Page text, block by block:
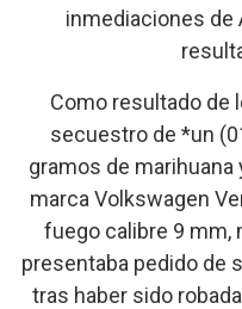
inmediaciones de
Como resultado de
secuestro de *un
gramos de marihuana
marca Volkswagen
fuego calibre 9 mm,
presentaba pedido de
tras haber sido